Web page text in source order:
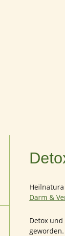
Heilnatura
Darm &
Detox